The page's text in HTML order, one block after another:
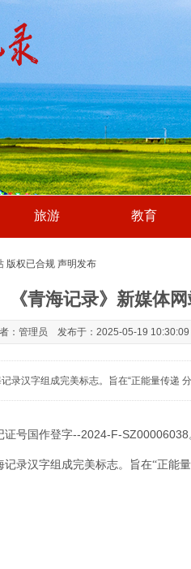
旅游 教育
《青海记录》新媒体
：管理员 发布于：2025-05-19
录汉字组成完美标志。旨在“正能量传递
证号国作登字--2024-F-SZ00006038
记录汉字组成完美标志。 旨在“正能
版权已合规 声明发布